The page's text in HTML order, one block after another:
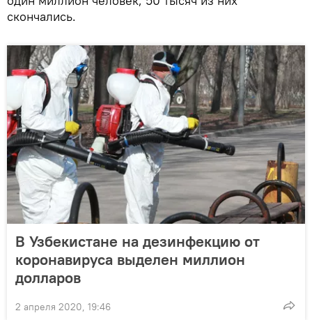
скончались.
В Узбекистане на дезинфекцию от
коронавируса выделен миллион
долларов
2 апреля 2020, 19:46